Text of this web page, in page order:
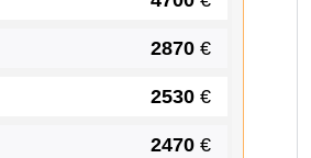
2870 €
2530 €
2470 €